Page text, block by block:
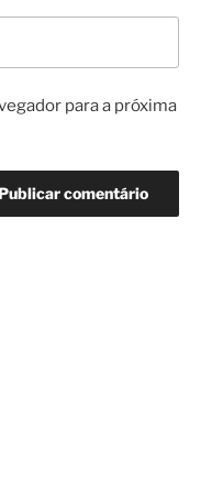
para a próxima